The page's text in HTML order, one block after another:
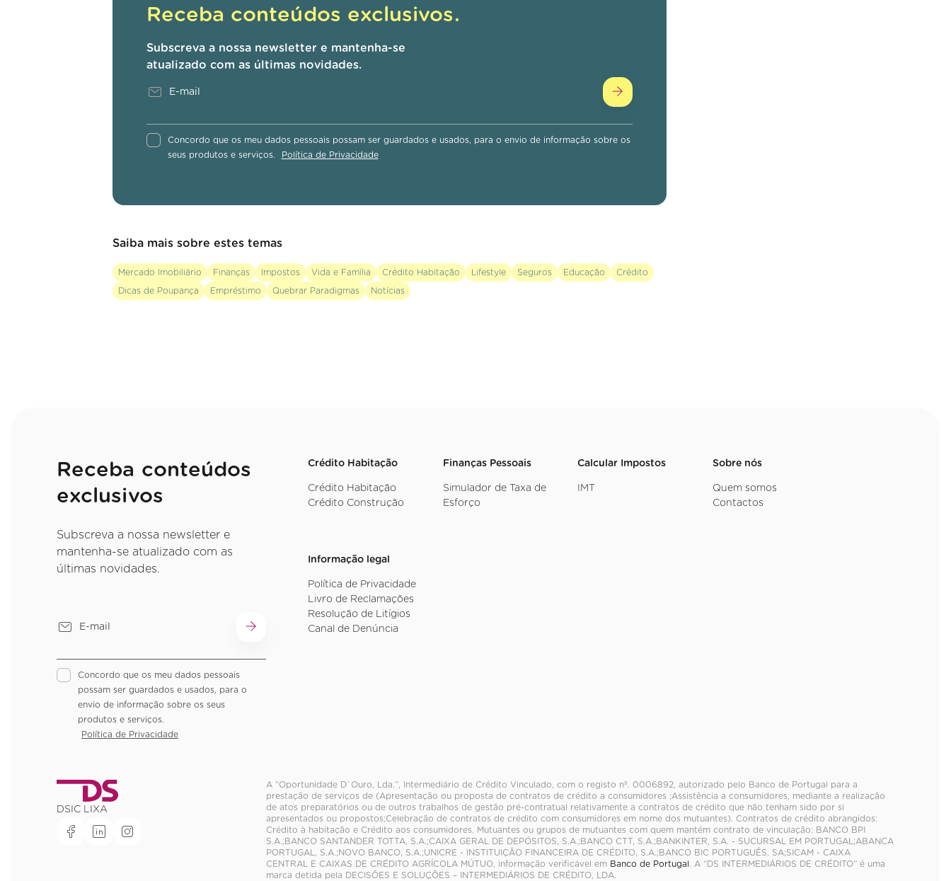
Receba conteúdos exclusivos.
Subscreva a nossa newsletter e mantenha-se
atualizado com as últimas novidades.
Concordo que os meu dados pessoais possam ser guardados e usados, para o envio de informação sobre os
seus produtos e serviços.
Política de Privacidade
Saiba mais sobre estes temas
Mercado Imobiliário Finanças Impostos Vida e Família Crédito Habitação Lifestyle Seguros Educação Crédito
Dicas de Poupança Empréstimo Quebrar Paradigmas Notícias
Receba conteúdos
exclusivos
Subscreva a nossa newsletter e
mantenha-se atualizado com as
últimas novidades.
Concordo que os meu dados pessoais
possam ser guardados e usados, para o
envio de informação sobre os seus
produtos e serviços.
Política de Privacidade
Crédito Habitação
Crédito Habitação
Crédito Construção
Finanças Pessoais
Simulador de Taxa de
Esforço
Calcular Impostos
IMT
Sobre nós
Quem somos
Contactos
Informação legal
Política de Privacidade
Livro de Reclamações
Resolução de Litígios
Canal de Denúncia
DSIC LIXA
A “Oportunidade D`Ouro, Lda.”, Intermediário de Crédito Vinculado, com o registo nº. 0006892, autorizado pelo Banco de Portugal para a
prestação de serviços de (Apresentação ou proposta de contratos de crédito a consumidores ;Assistência a consumidores, mediante a realização
de atos preparatórios ou de outros trabalhos de gestão pré-contratual relativamente a contratos de crédito que não tenham sido por si
apresentados ou propostos;Celebração de contratos de crédito com consumidores em nome dos mutuantes). Contratos de crédito abrangidos:
Crédito à habitação e Crédito aos consumidores. Mutuantes ou grupos de mutuantes com quem mantém contrato de vinculação: BANCO BPI
S.A.;BANCO SANTANDER TOTTA, S.A.;CAIXA GERAL DE DEPÓSITOS, S.A.;BANCO CTT, S.A.;BANKINTER, S.A. - SUCURSAL EM PORTUGAL;ABANCA
PORTUGAL, S.A.;NOVO BANCO, S.A.;UNICRE - INSTITUIÇÃO FINANCEIRA DE CRÉDITO, S.A.;BANCO BIC PORTUGUÊS, SA;SICAM - CAIXA
CENTRAL E CAIXAS DE CRÉDITO AGRÍCOLA MÚTUO, informação verificável em Banco de Portugal. A “DS INTERMEDIÁRIOS DE CRÉDITO” é uma
marca detida pela DECISÕES E SOLUÇÕES – INTERMEDIÁRIOS DE CRÉDITO, LDA.